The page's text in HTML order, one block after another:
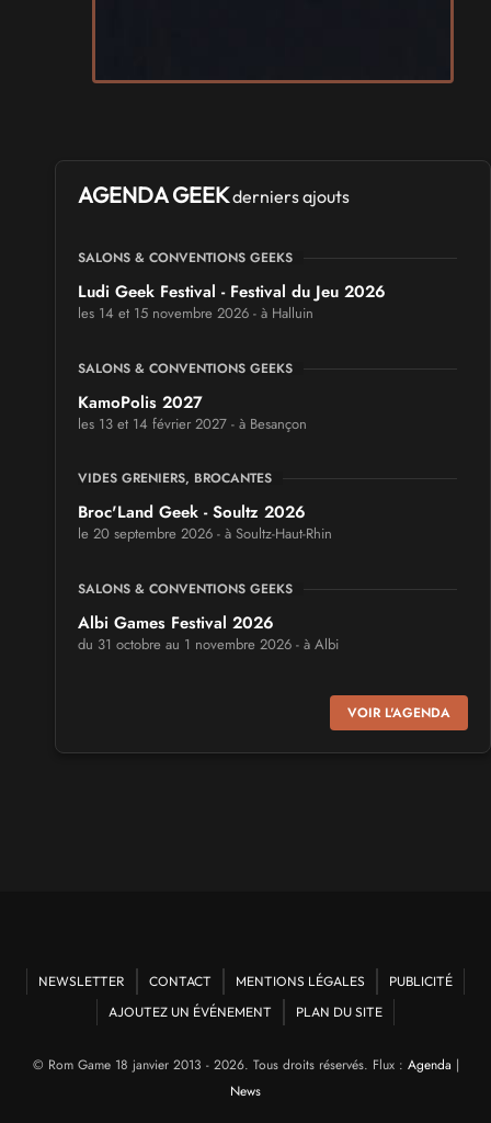
AGENDA GEEKderniers ajouts
SALONS & CONVENTIONS GEEKS
Ludi Geek Festival - Festival du Jeu 2026
les 14 et 15 novembre 2026 - à Halluin
SALONS & CONVENTIONS GEEKS
KamoPolis 2027
les 13 et 14 février 2027 - à Besançon
VIDES GRENIERS, BROCANTES
Broc'Land Geek - Soultz 2026
le 20 septembre 2026 - à Soultz-Haut-Rhin
SALONS & CONVENTIONS GEEKS
Albi Games Festival 2026
du 31 octobre au 1 novembre 2026 - à Albi
Virtual Calais - salon du jeu vidéo et des loisirs
numériques 2026
Mang'Azur 2027
les 24 et 25 avril 2027 - à Toulon
Play Azur Festival 2027
VOIR L'AGENDA
NEWSLETTER CONTACT MENTIONS LÉGALES
PUBLICITÉ
AJOUTEZ UN ÉVÉNEMENT
PLAN DU SITE
© Rom Game 18 janvier 2013 - 2026. Tous droits réservés. Flux : Agenda |
News